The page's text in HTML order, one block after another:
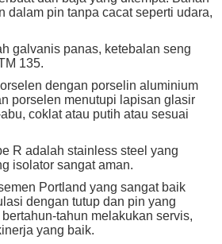
dalam pin tanpa cacat seperti udara,
galvanis panas, ketebalan seng
135.
dengan porselin aluminium
porselen menutupi lapisan glasir
coklat atau putih atau sesuai
R adalah stainless steel yang
isolator sangat aman.
Portland yang sangat baik
dengan tutup dan pin yang
tahun melakukan servis,
yang baik.